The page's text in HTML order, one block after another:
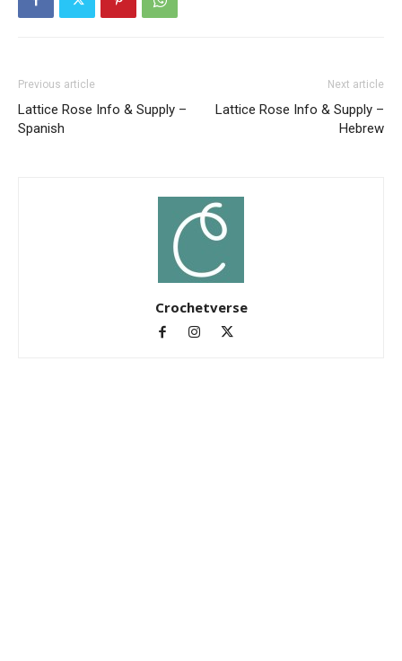
Previous article
Lattice Rose Info & Supply –
Spanish
Next article
Lattice Rose Info & Supply –
Hebrew
Crochetverse